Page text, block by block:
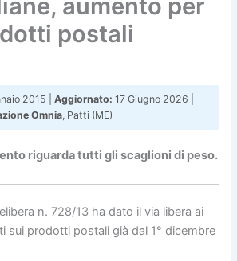
aumento per
postali
2015 |Aggiornato: 17 Giugno 2026 |
Omnia, Patti (ME)
riguarda tutti gli scaglioni di peso.
n. 728/13 ha dato il via libera ai
sui prodotti postali già dal 1° dicembre